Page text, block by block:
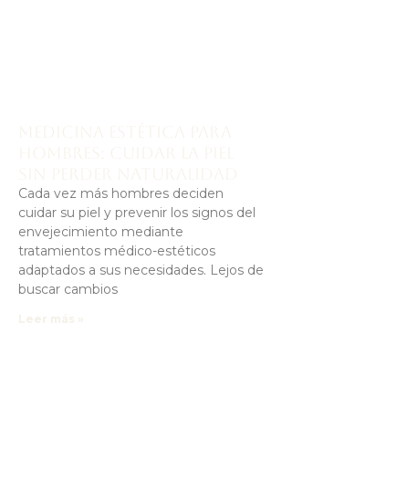
Cada vez más hombres deciden
cuidar su piel y prevenir los signos del
envejecimiento mediante
tratamientos médico-estéticos
adaptados a sus necesidades. Lejos de
buscar cambios